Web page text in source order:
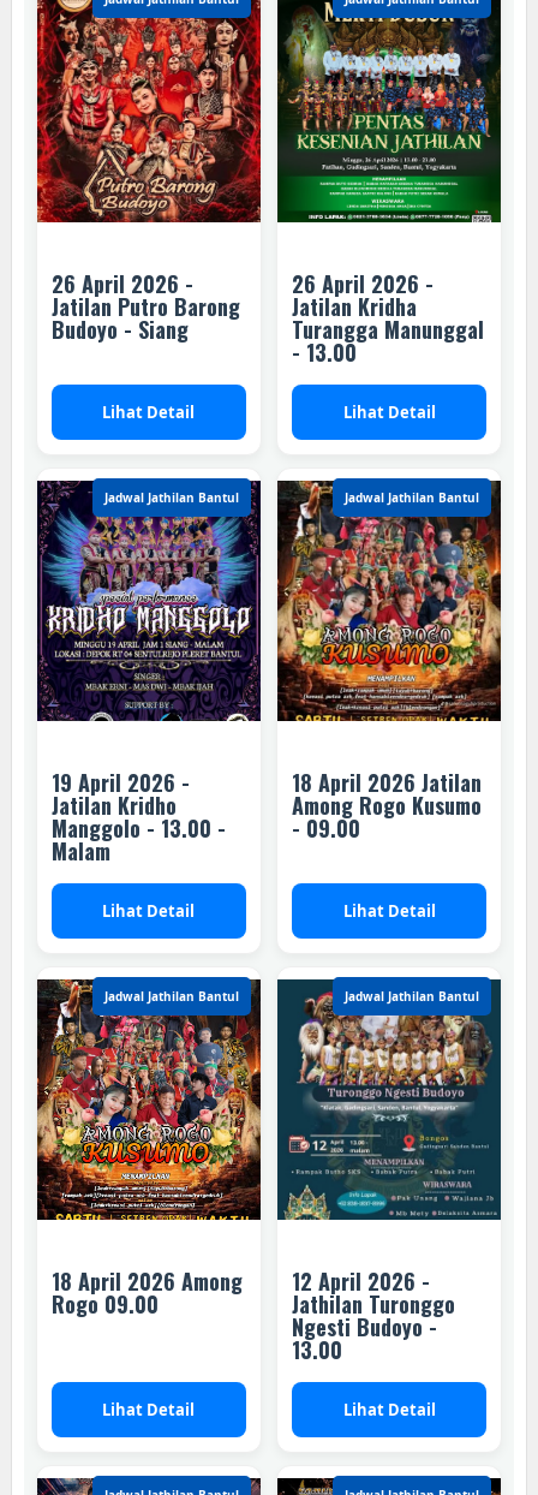
26 April 2026 -
Jatilan Putro Barong
Budoyo - Siang
Lihat Detail
26 April 2026 -
Jatilan Kridha
Turangga Manunggal
- 13.00
Lihat Detail
Jadwal Jathilan Bantul
19 April 2026 -
Jatilan Kridho
Manggolo - 13.00 -
Malam
Lihat Detail
Jadwal Jathilan Bantul
18 April 2026 Jatilan
Among Rogo Kusumo
- 09.00
Lihat Detail
Jadwal Jathilan Bantul
18 April 2026 Among
Rogo 09.00
Lihat Detail
Jadwal Jathilan Bantul
12 April 2026 -
Jathilan Turonggo
Ngesti Budoyo -
13.00
Lihat Detail